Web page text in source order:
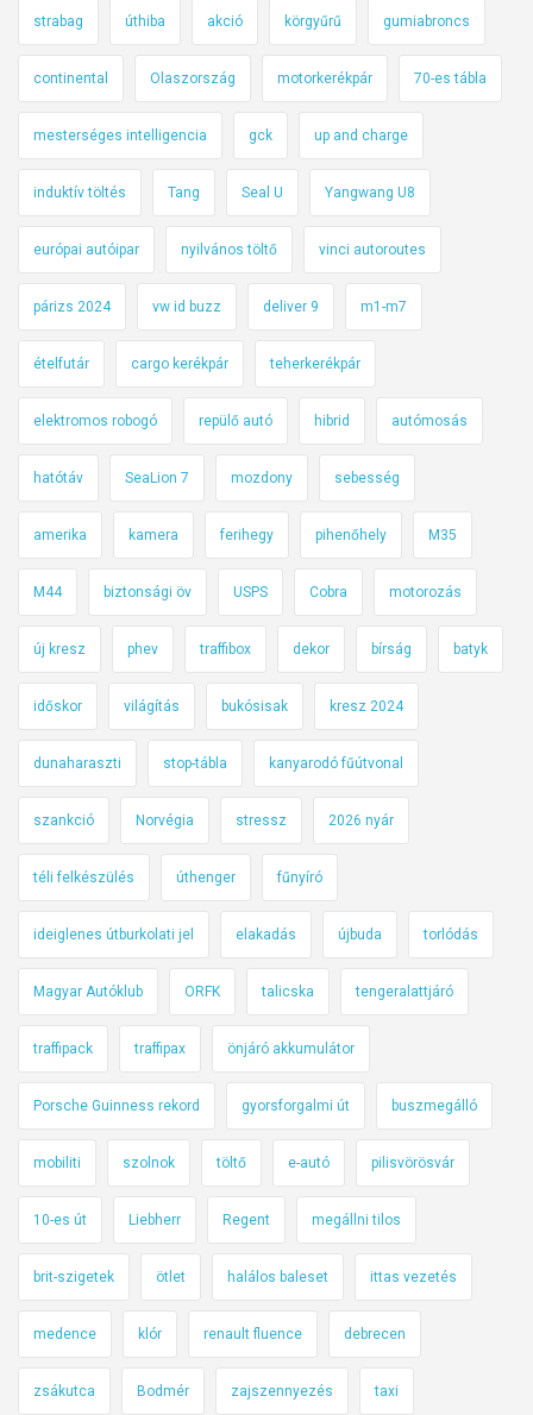
strabag úthiba akció körgyűrű gumiabroncs
continental Olaszország motorkerékpár 70-es tábla
mesterséges intelligencia gck up and charge
induktív töltés Tang Seal U Yangwang U8
európai autóipar nyilvános töltő vinci autoroutes
párizs 2024 vw id buzz deliver 9 m1-m7
ételfutár cargo kerékpár teherkerékpár
elektromos robogó repülő autó hibrid autómosás
hatótáv SeaLion 7 mozdony sebesség
amerika kamera ferihegy pihenőhely M35
M44 biztonsági öv USPS Cobra motorozás
új kresz phev traffibox dekor bírság batyk
időskor világítás bukósisak kresz 2024
dunaharaszti stop-tábla kanyarodó fűútvonal
szankció Norvégia stressz 2026 nyár
téli felkészülés úthenger fűnyíró
ideiglenes útburkolati jel elakadás újbuda torlódás
Magyar Autóklub ORFK talicska tengeralattjáró
traffipack traffipax önjáró akkumulátor
Porsche Guinness rekord gyorsforgalmi út buszmegálló
mobiliti szolnok töltő e-autó pilisvörösvár
10-es út Liebherr Regent megállni tilos
brit-szigetek ötlet halálos baleset ittas vezetés
medence klór renault fluence debrecen
zsákutca Bodmér zajszennyezés taxi